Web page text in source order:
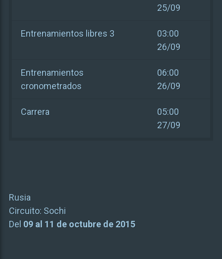
25/09
Entrenamientos libres 3
03:00
26/09
Entrenamientos
cronometrados
06:00
26/09
Carrera
05:00
27/09
Rusia
Circuito: Sochi
Del 09 al 11 de octubre de 2015